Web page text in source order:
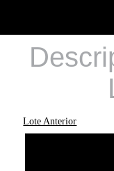
Lote Anterior